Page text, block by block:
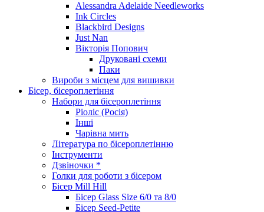
Alessandra Adelaide Needleworks
Ink Circles
Blackbird Designs
Just Nan
Вікторія Попович
Друковані схеми
Паки
Вироби з місцем для вишивки
Бісер, бісероплетіння
Набори для бісероплетіння
Ріоліс (Росія)
Інші
Чарівна мить
Література по бісероплетінню
Інструменти
Дзвіночки *
Голки для роботи з бісером
Бісер Mill Hill
Бісер Glass Size 6/0 та 8/0
Бісер Seed-Petite